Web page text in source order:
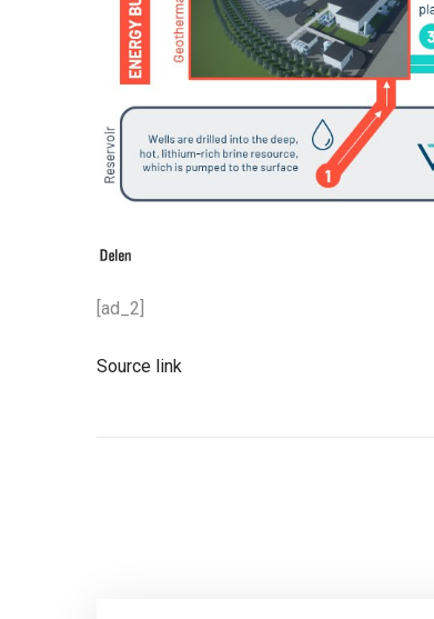
[ad_2]
Source link